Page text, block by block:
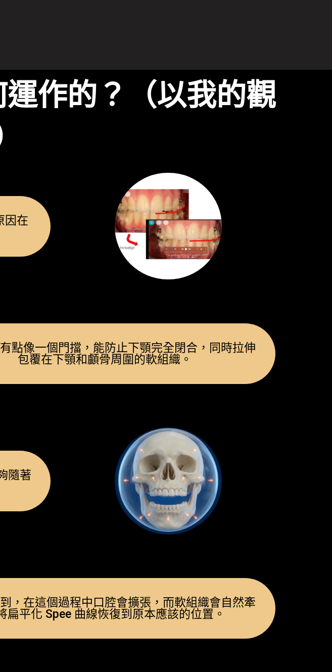
作的？（以我的觀
因在
點像一個門擋，能防止下顎完全閉合，同時拉伸
包覆在下顎和顱骨周圍的軟組織。
隨著
，在這個過程中口腔會擴張，而軟組織會自然牽
扁平化 Spee 曲線恢復到原本應該的位置。